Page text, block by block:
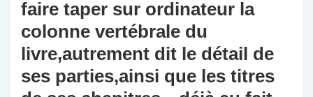
faire taper sur ordinateur la
colonne vertébrale du
livre,autrement dit le détail de
ses parties,ainsi que les titres